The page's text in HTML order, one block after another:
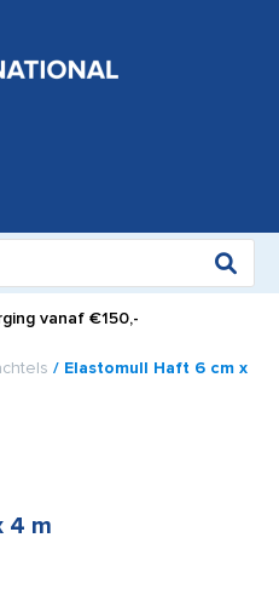
vanaf €150,-
/ Elastomull Haft 6 cm x
4 m